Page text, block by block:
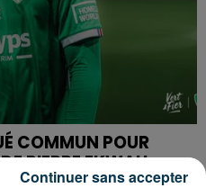
COMMUN POUR
PIERRE EKWAH
Continuer sans accepter